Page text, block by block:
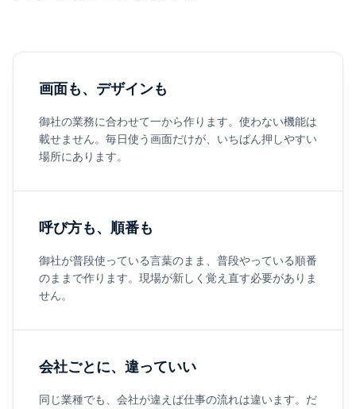
画面も、デザインも
御社の業務に合わせて一から作ります。使わない機能は
載せません。毎日使う画面だけが、いちばん押しやすい
場所にあります。
呼び方も、順番も
御社が普段使っている言葉のまま、普段やっている順番
のままで作ります。現場が新しく覚え直す必要がありま
せん。
会社ごとに、違っていい
同じ業種でも、会社が違えば仕事の流れは違います。だ